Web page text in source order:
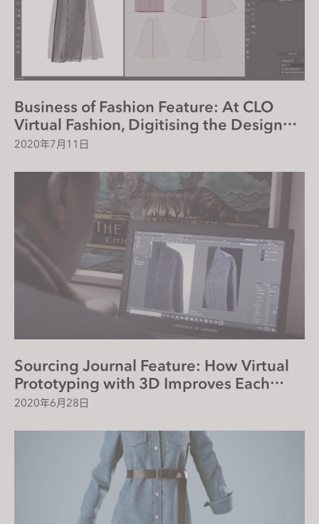
Business of Fashion Feature: At CLO
Virtual Fashion, Digitising the Design
Process to Drive Transformation
2020年7月11日
Sourcing Journal Feature: How Virtual
Prototyping with 3D Improves Each
Step of the Supply Chain
2020年6月28日